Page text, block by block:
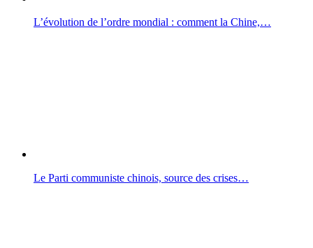
L’évolution de l’ordre mondial : comment la Chine,…
Le Parti communiste chinois, source des crises…